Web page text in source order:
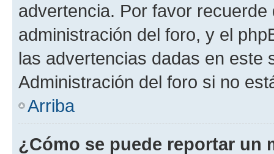
advertencia. Por favor
administración del foro, y el
las advertencias dadas en este
Administración del foro si no
Arriba
¿Cómo se puede reportar un